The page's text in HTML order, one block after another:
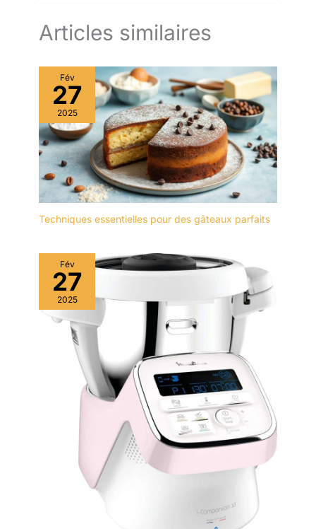
Articles similaires
Fév
27
2025
Techniques essentielles pour des gâteaux parfaits
Fév
27
2025